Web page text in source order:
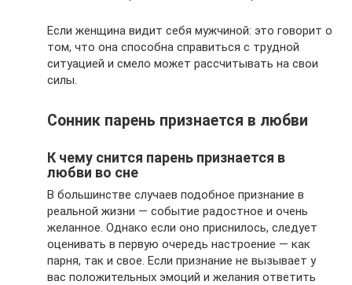
Если женщина видит себя мужчиной: это говорит о
том, что она способна справиться с трудной
ситуацией и смело может рассчитывать на свои
силы.
Сонник парень признается в любви
К чему снится парень признается в
любви во сне
В большинстве случаев подобное признание в
реальной жизни — событие радостное и очень
желанное. Однако если оно приснилось, следует
оценивать в первую очередь настроение — как
парня, так и свое. Если признание не вызывает у
вас положительных эмоций и желания ответить